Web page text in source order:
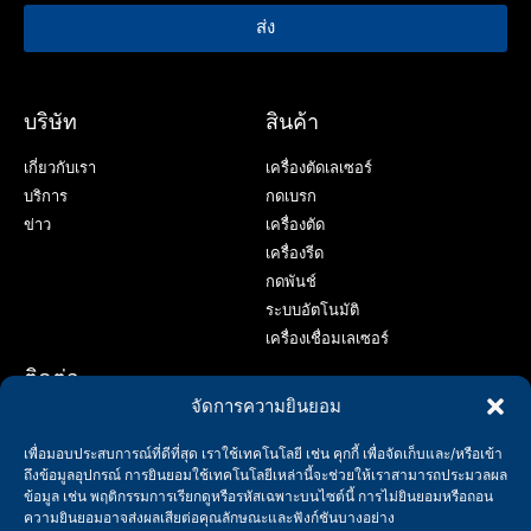
จัดการความยินยอม
เพื่อมอบประสบการณ์ที่ดีที่สุด เราใช้เทคโนโลยี เช่น คุกกี้ เพื่อจัดเก็บและ/หรือเข้า
ถึงข้อมูลอุปกรณ์ การยินยอมใช้เทคโนโลยีเหล่านี้จะช่วยให้เราสามารถประมวลผล
ข้อมูล เช่น พฤติกรรมการเรียกดูหรือรหัสเฉพาะบนไซต์นี้ การไม่ยินยอมหรือถอน
ความยินยอมอาจส่งผลเสียต่อคุณลักษณะและฟังก์ชันบางอย่าง
ส่ง
บริษัท
เกี่ยวกับเรา
บริการ
ข่าว
สินค้า
เครื่องตัดเลเซอร์
กดเบรก
เครื่องตัด
เครื่องรีด
กดพันช์
ระบบอัตโนมัติ
เครื่องเชื่อมเลเซอร์
ติดต่อ
info@shenchong.com
ถนน Tianshun, สวนอุตสาหกรรม Yangshan, อู๋ซี, มณฑลเจียงซู,
จีน 214156